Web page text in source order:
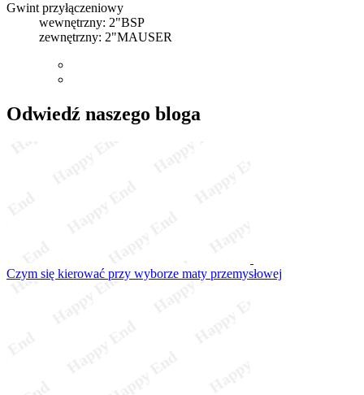
Gwint przyłączeniowy
wewnętrzny: 2"BSP
zewnętrzny: 2"MAUSER
Odwiedź naszego bloga
Czym się kierować przy wyborze maty przemysłowej